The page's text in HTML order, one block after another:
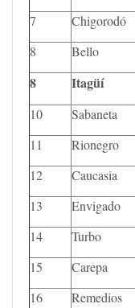
7
Chigorodó
8
Bello
8 Itagüí
10 Sabaneta
11
Rionegro
12
Caucasia
13
Envigado
14
Turbo
15
Carepa
16
Remedios